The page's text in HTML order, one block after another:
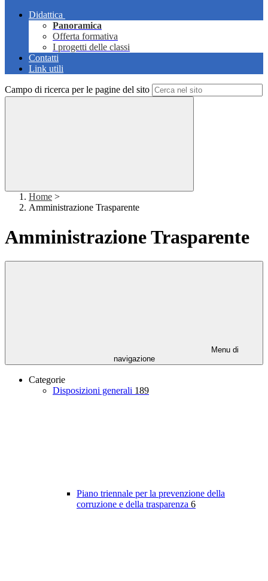
Didattica
Panoramica
Offerta formativa
I progetti delle classi
Contatti
Link utili
Campo di ricerca per le pagine del sito
Home >
Amministrazione Trasparente
Amministrazione Trasparente
Menu di
navigazione
Categorie
Disposizioni generali 189
Piano triennale per la prevenzione della
corruzione e della trasparenza 6